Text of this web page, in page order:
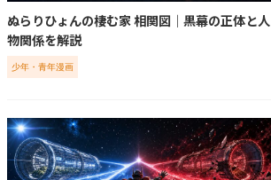
ぬらりひょんの棲む家 相関図｜黒幕の正体と人
物関係を解説
少年・青年漫画